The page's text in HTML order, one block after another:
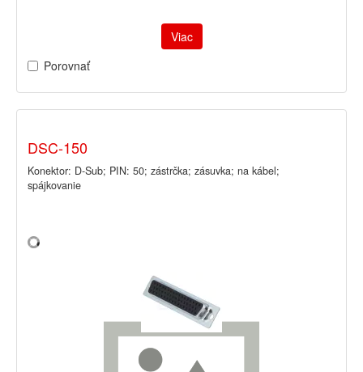
Viac
Porovnať
DSC-150
Konektor: D-Sub; PIN: 50; zástrčka; zásuvka; na kábel;
spájkovanie